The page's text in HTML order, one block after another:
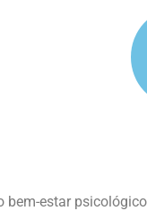
estar